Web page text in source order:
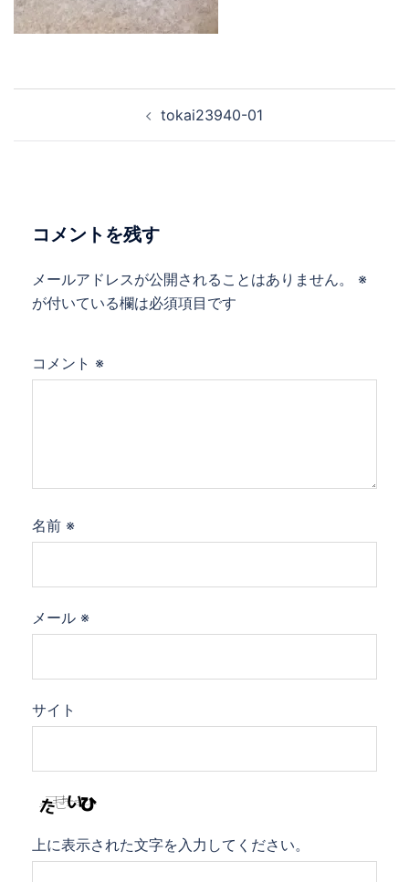
tokai23940-01
コメントを残す
メールアドレスが公開されることはありません。
※
が付いている欄は必須項目です
コメント ※
名前 ※
メール ※
サイト
上に表示された文字を入力してください。